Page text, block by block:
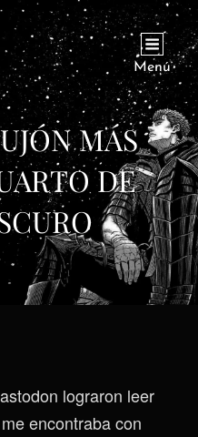
Menú
MÁS
DE
lograron leer
encontraba con